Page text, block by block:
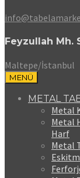
Feyzullah Mh.
Maltepe/İstanbul
MENÜ
METAL
Metal
Metal
Harf
Metal